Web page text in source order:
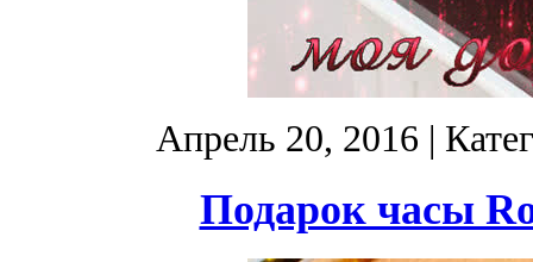
Апрель 20, 2016 |
Подарок часы